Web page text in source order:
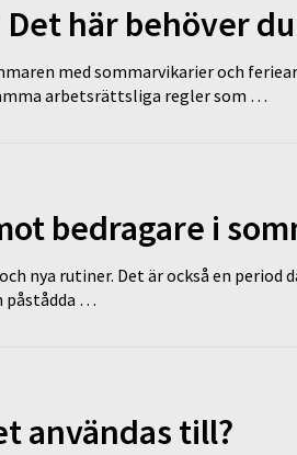
här behöver
med sommarvikarier och
arbetsrättsliga regler som …
bedragare i
nya rutiner. Det är också en period
påstådda …
användas till?